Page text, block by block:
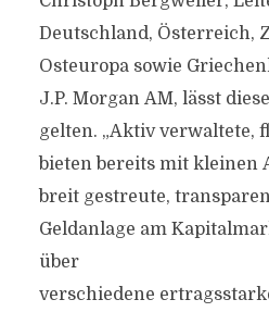
Deutschland, Österreich,
Osteuropa sowie
J.P. Morgan AM, lässt
gelten. „Aktiv verwaltete,
bieten bereits mit kleinen
breit gestreute,
Geldanlage am
über
verschiedene